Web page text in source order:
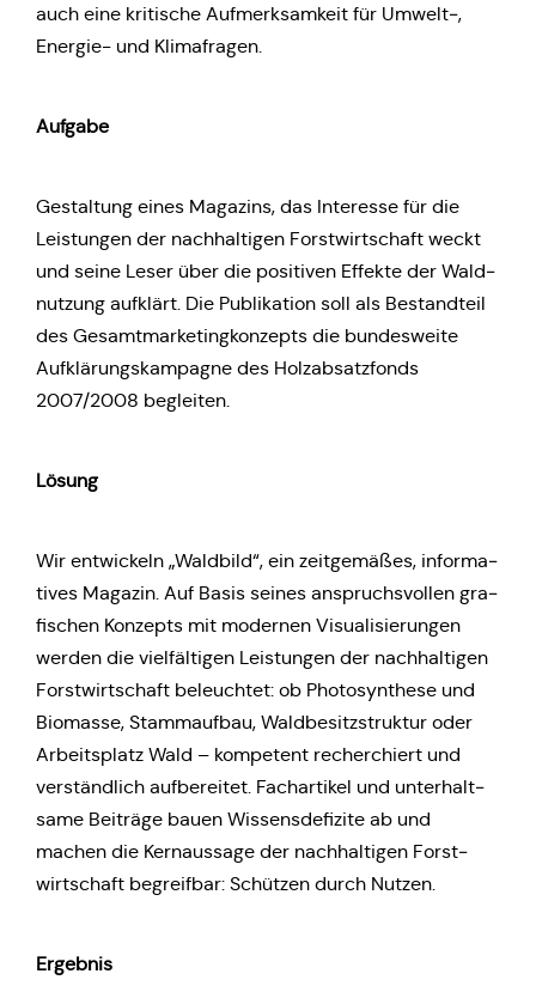
auch eine kri­ti­sche Auf­merk­sam­keit für Umwelt‑,
Energie- und Klimafragen.
Aufgabe
Gestal­tung eines Maga­zins, das Inter­es­se für die
Leis­tun­gen der nach­hal­ti­gen Forst­wirt­schaft weckt
und seine Leser über die posi­ti­ven Effekte der Wald­
nut­zung auf­klärt. Die Publi­ka­ti­on soll als Bestand­teil
des Gesamt­mar­ke­ting­kon­zepts die bun­des­wei­te
Auf­klä­rungs­kam­pa­gne des Holz­ab­satz­fonds
2007/2008 begleiten.
Lösung
Wir ent­wi­ckeln „Wald­bild“, ein zeit­ge­mä­ßes, infor­ma­
ti­ves Magazin. Auf Basis seines anspruchs­vol­len gra­
fi­schen Kon­zepts mit moder­nen Visua­li­sie­run­gen
werden die viel­fäl­ti­gen Leis­tun­gen der nach­hal­ti­gen
Forst­wirt­schaft beleuch­tet: ob Pho­to­syn­the­se und
Bio­mas­se, Stamm­auf­bau, Wald­be­sitz­struk­tur oder
Arbeits­platz Wald – kom­pe­tent recher­chiert und
ver­ständ­lich auf­be­rei­tet. Fach­ar­ti­kel und unter­halt­
sa­me Bei­trä­ge bauen Wis­sens­de­fi­zi­te ab und
machen die Kern­aus­sa­ge der nach­hal­ti­gen Forst­
wirt­schaft begreif­bar: Schüt­zen durch Nutzen.
Ergeb­nis